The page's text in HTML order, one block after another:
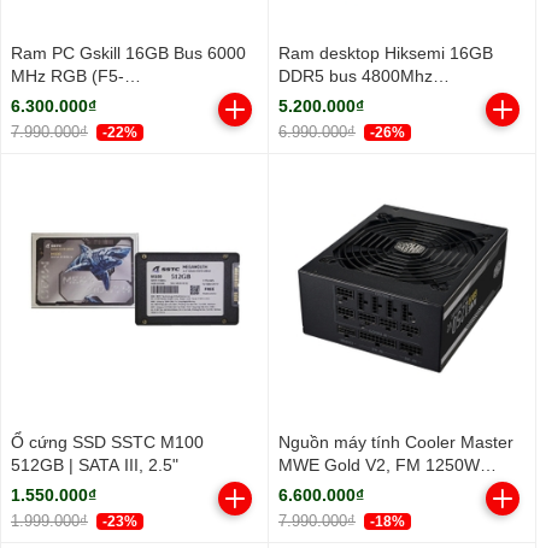
Ram PC Gskill 16GB Bus 6000
MHz RGB (F5-
6000J3636F16GX1-TZ5RK)
6.300.000₫
7.990.000₫ -22%
Ram desktop Hiksemi 16GB
DDR5 bus 4800Mhz
(HSC516U48Z1-16G)
5.200.000₫
6.990.000₫ -26%
Ổ cứng SSD SSTC M100
512GB | SATA III, 2.5"
1.550.000₫
1.999.000₫ -23%
Nguồn máy tính Cooler Master
MWE Gold V2, FM 1250W
ATX3.1 A/EU Cable (80 Plus
Gold/ Full-Modular/ ATX/ Đen)
6.600.000₫
7.990.000₫ -18%